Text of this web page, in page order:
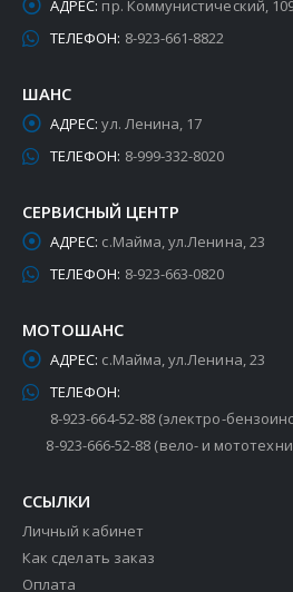
АДРЕС: пр. Коммунистический,
ТЕЛЕФОН: 8-923-661-8822
ШАНС
АДРЕС: ул. Ленина, 17
ТЕЛЕФОН: 8-999-332-8020
СЕРВИСНЫЙ ЦЕНТР
АДРЕС: с.Майма, ул.Ленина, 23
ТЕЛЕФОН: 8-923-663-0820
МОТОШАНС
АДРЕС: с.Майма, ул.Ленина, 23
ТЕЛЕФОН:
8-923-664-52-88 (электро-
8-923-666-52-88 (вело- и
ССЫЛКИ
Личный кабинет
Как сделать заказ
Оплата